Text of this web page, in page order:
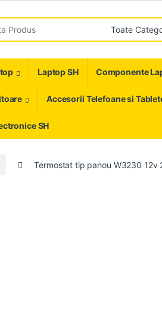
Laptop SH Componente
Accesorii Telefoane si
SH
Termostat tip panou W3230 12v